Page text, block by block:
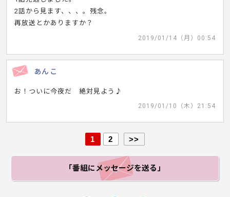
2話から見ます、、、。残念。
再放送とかありますか？
2019/01/14（月）00:54
あんこ
お！ついに今夜だ 絶対見よう♪
2019/01/10（木）21:54
1 2 >>
「番組にメッセージを送る」